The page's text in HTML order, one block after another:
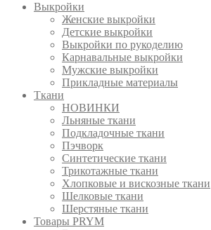
Выкройки
Женские выкройки
Детские выкройки
Выкройки по рукоделию
Карнавальные выкройки
Мужские выкройки
Прикладные материалы
Ткани
НОВИНКИ
Льняные ткани
Подкладочные ткани
Пэчворк
Синтетические ткани
Трикотажные ткани
Хлопковые и вискозные ткани
Шелковые ткани
Шерстяные ткани
Товары PRYM